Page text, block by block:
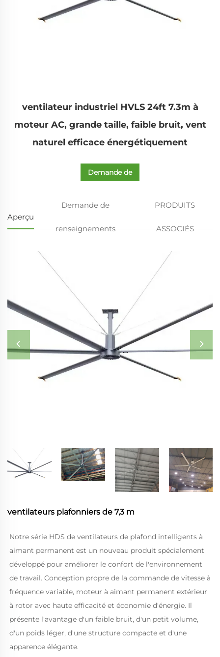
ventilateur industriel HVLS 24ft 7.3m à
moteur AC, grande taille, faible bruit, vent
naturel efficace énergétiquement
Demande de
Aperçu
Demande de
renseignements
PRODUITS
ASSOCIÉS
ventilateurs plafonniers de 7,3 m
Notre série HDS de ventilateurs de plafond intelligents à
aimant permanent est un nouveau produit spécialement
développé pour améliorer le confort de l'environnement
de travail. Conception propre de la commande de vitesse à
fréquence variable, moteur à aimant permanent extérieur
à rotor avec haute efficacité et économie d'énergie. Il
présente l'avantage d'un faible bruit, d'un petit volume,
d'un poids léger, d'une structure compacte et d'une
apparence élégante.